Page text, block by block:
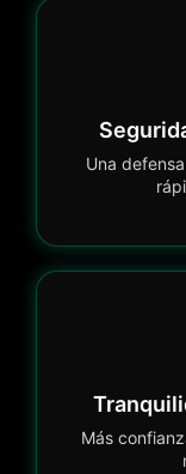
Una
Más